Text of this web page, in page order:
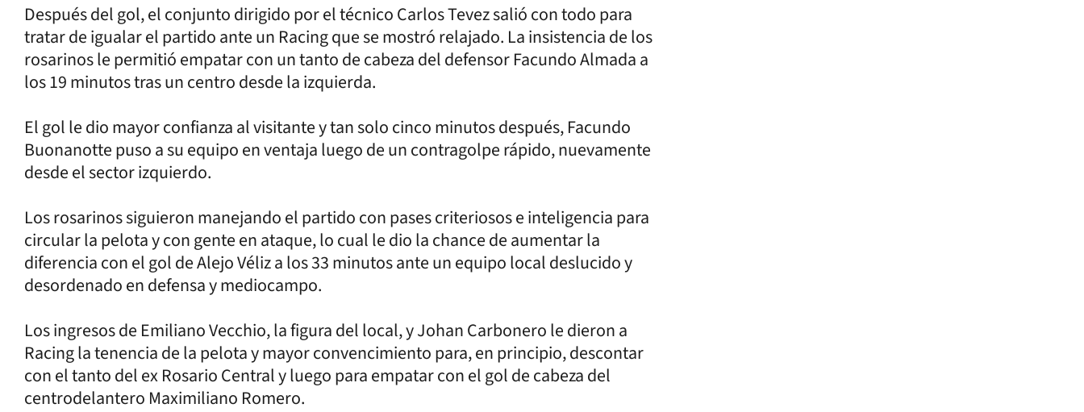
Después del gol, el conjunto dirigido por el técnico Carlos Tevez salió con todo para
tratar de igualar el partido ante un Racing que se mostró relajado. La insistencia de los
rosarinos le permitió empatar con un tanto de cabeza del defensor Facundo Almada a
los 19 minutos tras un centro desde la izquierda.
El gol le dio mayor confianza al visitante y tan solo cinco minutos después, Facundo
Buonanotte puso a su equipo en ventaja luego de un contragolpe rápido, nuevamente
desde el sector izquierdo.
Los rosarinos siguieron manejando el partido con pases criteriosos e inteligencia para
circular la pelota y con gente en ataque, lo cual le dio la chance de aumentar la
diferencia con el gol de Alejo Véliz a los 33 minutos ante un equipo local deslucido y
desordenado en defensa y mediocampo.
Los ingresos de Emiliano Vecchio, la figura del local, y Johan Carbonero le dieron a
Racing la tenencia de la pelota y mayor convencimiento para, en principio, descontar
con el tanto del ex Rosario Central y luego para empatar con el gol de cabeza del
centrodelantero Maximiliano Romero.